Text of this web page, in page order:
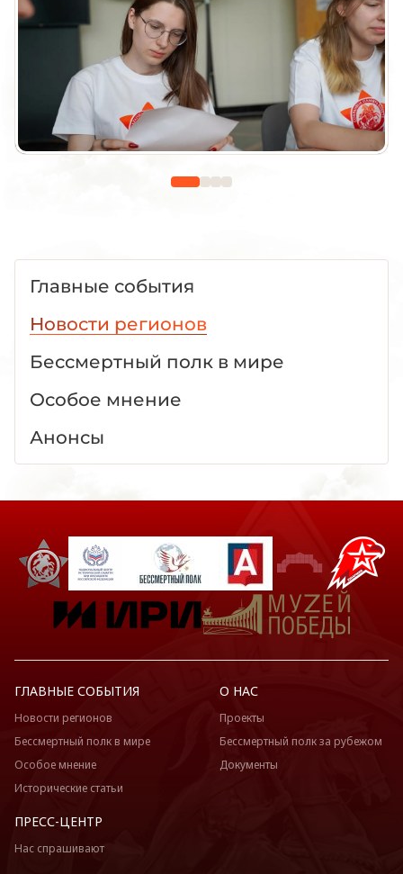
Главные события
Новости регионов
Бессмертный полк в мире
Особое мнение
Анонсы
ГЛАВНЫЕ СОБЫТИЯ
Новости регионов
Бессмертный полк в мире
Особое мнение
Исторические статьи
О НАС
Проекты
Бессмертный полк за рубежом
Документы
ПРЕСС-ЦЕНТР
Нас спрашивают